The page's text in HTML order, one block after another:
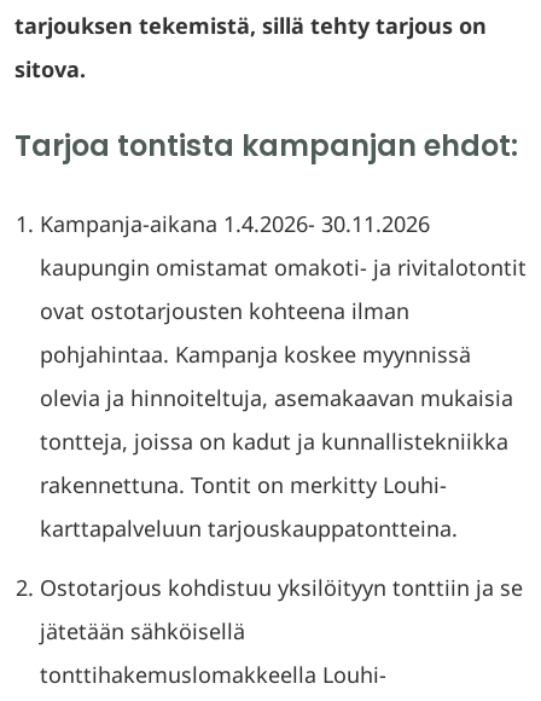
tarjouksen tekemistä, sillä tehty tarjous on
sitova.
Tarjoa tontista kampanjan ehdot:
Kampanja-aikana 1.4.2026- 30.11.2026
kaupungin omistamat omakoti- ja rivitalotontit
ovat ostotarjousten kohteena ilman
pohjahintaa. Kampanja koskee myynnissä
olevia ja hinnoiteltuja, asemakaavan mukaisia
tontteja, joissa on kadut ja kunnallistekniikka
rakennettuna. Tontit on merkitty Louhi-
karttapalveluun tarjouskauppatontteina.
Ostotarjous kohdistuu yksilöityyn tonttiin ja se
jätetään sähköisellä
tonttihakemuslomakkeella Louhi-